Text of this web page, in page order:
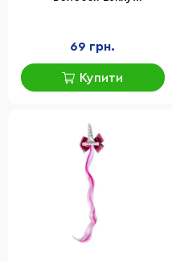
69 грн.
Купити